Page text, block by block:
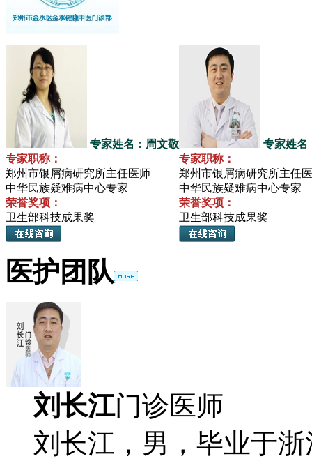
专家姓名：周文敬
专家职称：
郑州市银屑病研究所主任医师
中华民族疑难病中心专家
荣誉奖项：
卫生部科技成果奖
专家姓名
专家职称：
郑州市银屑病研究所主任
中华民族疑难病中心专家
荣誉奖项：
卫生部科技成果奖
医护团队
刘长江门诊医师
刘长江，男，毕业于